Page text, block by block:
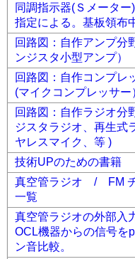
同調指示器(Ｓメータ
指定による。基板領布
回路図：自作アンプ
ンジスタ小型アンプ）
回路図：自作コンプ
(マイクコンプレッサー
回路図：自作ラジオ
ジスタラジオ、再生式
ヤレスマイク、等 )
技術UPのための書籍
真空管ラジオ / FM
一覧
真空管ラジオの外部
OCL機器からの信号を
ン音比較。